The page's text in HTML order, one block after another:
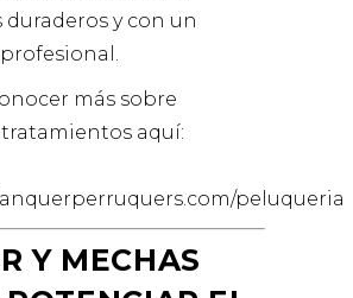
duraderos y con un
más sobre
aquí:
peluqueria
Y MECHAS